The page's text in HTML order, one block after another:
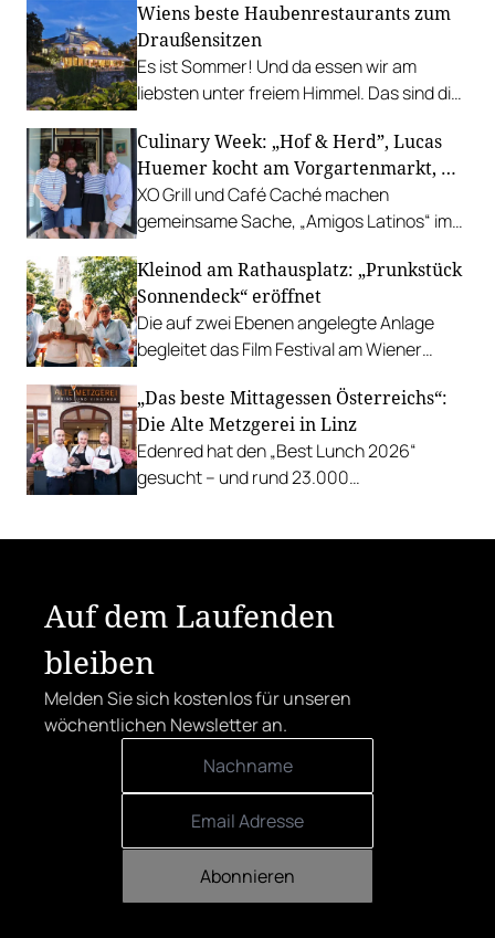
Wiens beste Haubenrestaurants zum
Draußensitzen
Es ist Sommer! Und da essen wir am
liebsten unter freiem Himmel. Das sind die
Gastgarten.
Culinary Week: „Hof & Herd”, Lucas
Huemer kocht am Vorgartenmarkt, …
XO Grill und Café Caché machen
gemeinsame Sache, „Amigos Latinos“ im
Richard Rauch kocht in der Riederalm
u.v.m.
Kleinod am Rathausplatz: „Prunkstück
Sonnendeck“ eröffnet
Die auf zwei Ebenen angelegte Anlage
begleitet das Film Festival am Wiener
mit Cocktails, Snacks und
Veranstaltungsprogramm.
„Das beste Mittagessen Österreichs“:
Die Alte Metzgerei in Linz
Edenred hat den „Best Lunch 2026“
gesucht – und rund 23.000
Auf dem Laufenden
bleiben
Melden Sie sich kostenlos für unseren
wöchentlichen Newsletter an.
Abonnieren